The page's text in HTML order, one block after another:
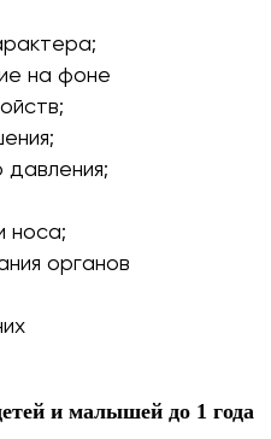
на фоне
давления;
носа;
органов
и малышей до 1 года